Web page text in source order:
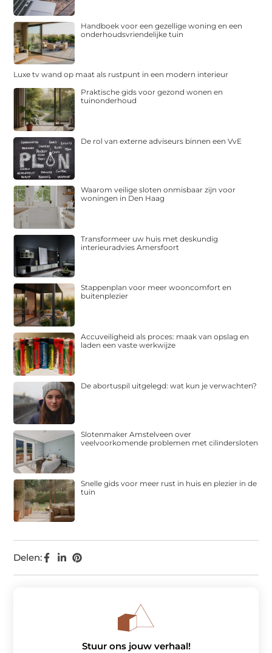
Delen:
Handboek voor een gezellige woning en een
onderhoudsvriendelijke tuin
Luxe tv wand op maat als rustpunt in een modern interieur
Praktische gids voor gezond wonen en
tuinonderhoud
De rol van externe adviseurs binnen een VvE
Waarom veilige sloten onmisbaar zijn voor
woningen in Den Haag
Transformeer uw huis met deskundig
interieuradvies Amersfoort
Stappenplan voor meer wooncomfort en
buitenplezier
Accuveiligheid als proces: maak van opslag en
laden een vaste werkwijze
De abortuspil uitgelegd: wat kun je verwachten?
Slotenmaker Amstelveen over
veelvoorkomende problemen met cilindersloten
Snelle gids voor meer rust in huis en plezier in de
tuin
Stuur ons jouw verhaal!